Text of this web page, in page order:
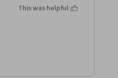
This was helpful